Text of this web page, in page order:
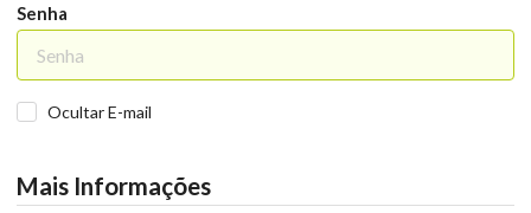
Senha
Ocultar E-mail
Mais Informações